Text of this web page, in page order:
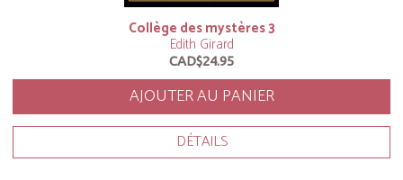
Collège des mystères 3
Edith Girard
CAD$24.95
AJOUTER AU PANIER
DÉTAILS